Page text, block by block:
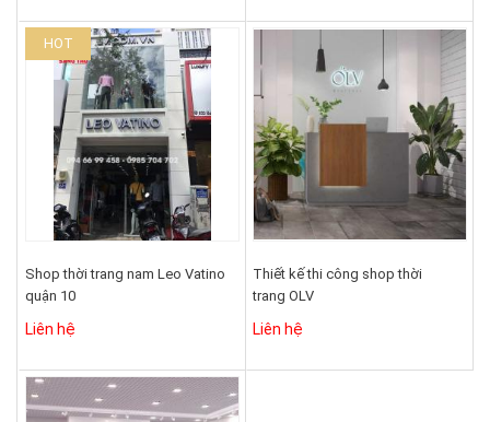
HOT
Shop thời trang nam Leo Vatino
quận 10
Liên hệ
Thiết kế thi công shop thời
trang OLV
Liên hệ